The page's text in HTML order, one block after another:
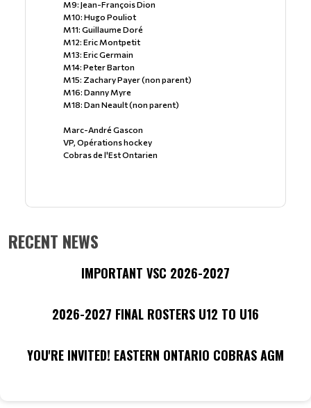
M9: Jean-François Dion
M10: Hugo Pouliot
M11: Guillaume Doré
M12: Eric Montpetit
M13: Eric Germain
M14: Peter Barton
M15: Zachary Payer (non parent)
M16: Danny Myre
M18: Dan Neault (non parent)
Marc-André Gascon
VP, Opérations hockey
Cobras de l'Est Ontarien
RECENT NEWS
IMPORTANT VSC 2026-2027
2026-2027 FINAL ROSTERS U12 TO U16
YOU'RE INVITED! EASTERN ONTARIO COBRAS AGM